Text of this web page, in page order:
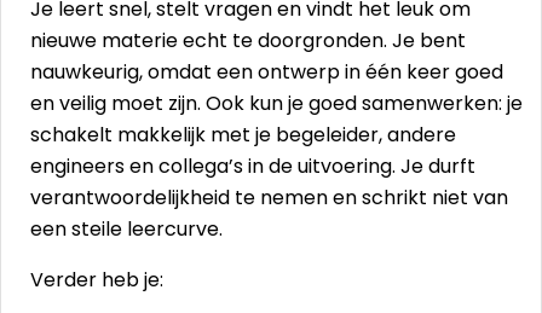
Je leert snel, stelt vragen en vindt het leuk om
nieuwe materie echt te doorgronden. Je bent
nauwkeurig, omdat een ontwerp in één keer goed
en veilig moet zijn. Ook kun je goed samenwerken: je
schakelt makkelijk met je begeleider, andere
engineers en collega’s in de uitvoering. Je durft
verantwoordelijkheid te nemen en schrikt niet van
een steile leercurve.
Verder heb je: